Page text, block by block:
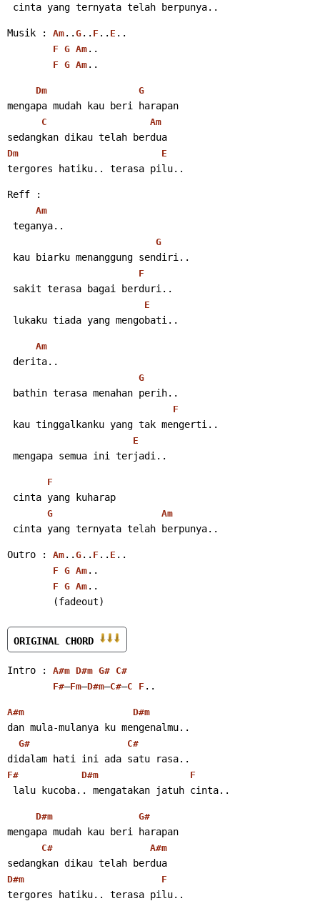
cinta yang ternyata telah berpunya..
Musik : Am .. G .. F .. E ..
F G Am ..
F G Am ..
Dm G
mengapa mudah kau beri harapan
C Am
sedangkan dikau telah berdua
Dm E
tergores hatiku.. terasa pilu..
Reff :
Am
teganya..
G
kau biarku menanggung sendiri..
F
sakit terasa bagai berduri..
E
lukaku tiada yang mengobati..
Am
derita..
G
bathin terasa menahan perih..
F
kau tinggalkanku yang tak mengerti..
E
mengapa semua ini terjadi..
F
cinta yang kuharap
G Am
cinta yang ternyata telah berpunya..
Outro : Am .. G .. F .. E ..
F G Am ..
F G Am ..
        (fadeout)
ORIGINAL CHORD
Intro : A#m D#m G# C#
F#–Fm–D#m–C#–C F ..
A#m D#m
dan mula-mulanya ku mengenalmu..
G# C#
didalam hati ini ada satu rasa..
F# D#m F
lalu kucoba.. mengatakan jatuh cinta..
D#m G#
mengapa mudah kau beri harapan
C# A#m
sedangkan dikau telah berdua
D#m F
tergores hatiku.. terasa pilu..